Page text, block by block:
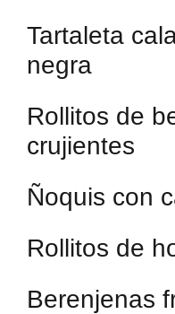
Tartaleta
negra
Rollitos de
crujientes
Ñoquis con
Rollitos de
Berenjenas